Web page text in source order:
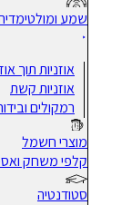
שמע ומולטימדיה
אוזניות תוך אוזן
אוזניות קשת
רמקולים ובידוריות
מוצרי חשמל
קלפי משחק ואספנות
סטודנטיה